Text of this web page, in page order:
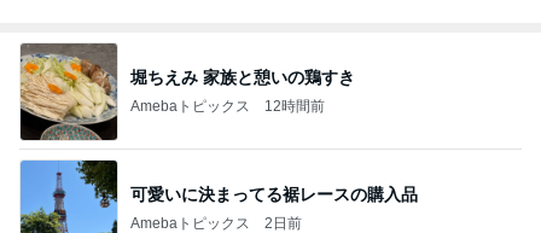
堀ちえみ 家族と憩いの鶏すき
Amebaトピックス 12時間前
可愛いに決まってる裾レースの購入品
Amebaトピックス 2日前